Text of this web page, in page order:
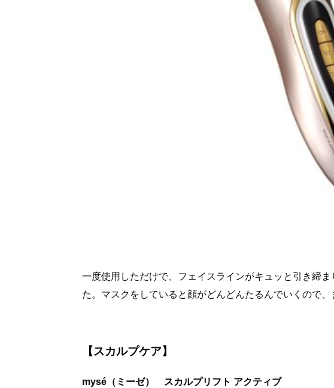
一度使用しただけで、フェイスラインがキュッと引き締
た。マスクをしていると顔がどんどんたるんでいくので
【スカルプケア】
mysé（ミーゼ） スカルプリフト アクティブ